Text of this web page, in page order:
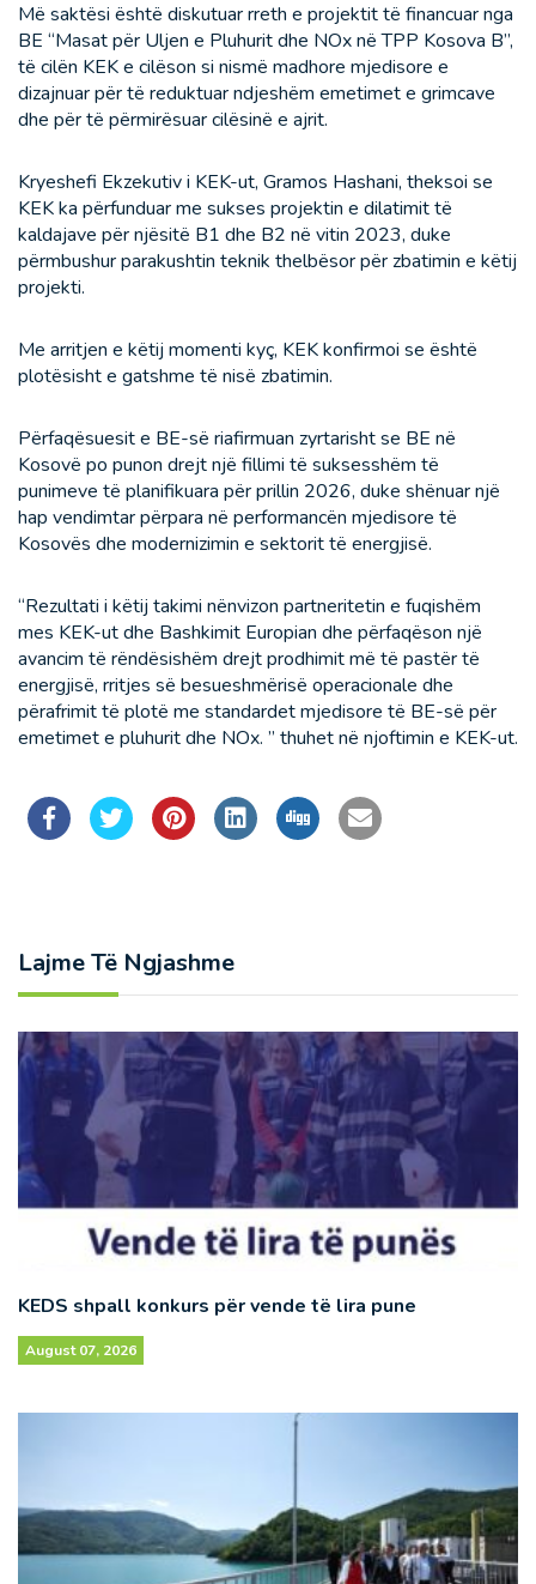
Më saktësi është diskutuar rreth e projektit të financuar nga
BE “Masat për Uljen e Pluhurit dhe NOx në TPP Kosova B”,
të cilën KEK e cilëson si nismë madhore mjedisore e
dizajnuar për të reduktuar ndjeshëm emetimet e grimcave
dhe për të përmirësuar cilësinë e ajrit.
Kryeshefi Ekzekutiv i KEK-ut, Gramos Hashani, theksoi se
KEK ka përfunduar me sukses projektin e dilatimit të
kaldajave për njësitë B1 dhe B2 në vitin 2023, duke
përmbushur parakushtin teknik thelbësor për zbatimin e këtij
projekti.
Me arritjen e këtij momenti kyç, KEK konfirmoi se është
plotësisht e gatshme të nisë zbatimin.
Përfaqësuesit e BE-së riafirmuan zyrtarisht se BE në
Kosovë po punon drejt një fillimi të suksesshëm të
punimeve të planifikuara për prillin 2026, duke shënuar një
hap vendimtar përpara në performancën mjedisore të
Kosovës dhe modernizimin e sektorit të energjisë.
“Rezultati i këtij takimi nënvizon partneritetin e fuqishëm
mes KEK-ut dhe Bashkimit Europian dhe përfaqëson një
avancim të rëndësishëm drejt prodhimit më të pastër të
energjisë, rritjes së besueshmërisë operacionale dhe
përafrimit të plotë me standardet mjedisore të BE-së për
emetimet e pluhurit dhe NOx. ” thuhet në njoftimin e KEK-ut.
Lajme Të Ngjashme
KEDS shpall konkurs për vende të lira pune
August 07, 2026